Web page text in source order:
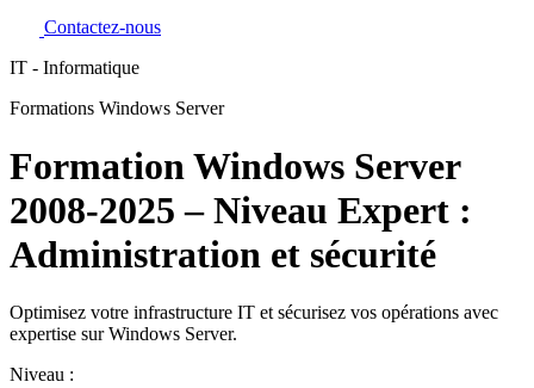
Contactez-nous
IT - Informatique
Formations Windows Server
Formation Windows Server
2008-2025 – Niveau Expert :
Administration et sécurité
Optimisez votre infrastructure IT et sécurisez vos opérations avec
expertise sur Windows Server.
Niveau :